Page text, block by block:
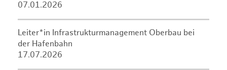
07.01.2026
Leiter*in Infrastrukturmanagement Oberbau bei
der Hafenbahn
17.07.2026